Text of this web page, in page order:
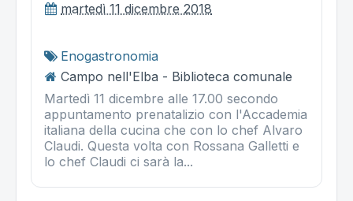
martedì 11 dicembre 2018
Enogastronomia
Campo nell'Elba - Biblioteca comunale
Martedì 11 dicembre alle 17.00 secondo
appuntamento prenatalizio con l'Accademia
italiana della cucina che con lo chef Alvaro
Claudi. Questa volta con Rossana Galletti e
lo chef Claudi ci sarà la...